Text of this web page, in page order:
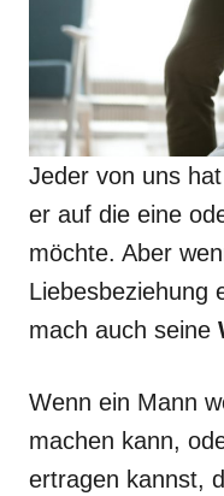
Jeder von uns
er auf die eine
möchte. Aber
Liebesbeziehung
mach auch seine
Wenn ein Mann
machen kann,
ertragen kannst,